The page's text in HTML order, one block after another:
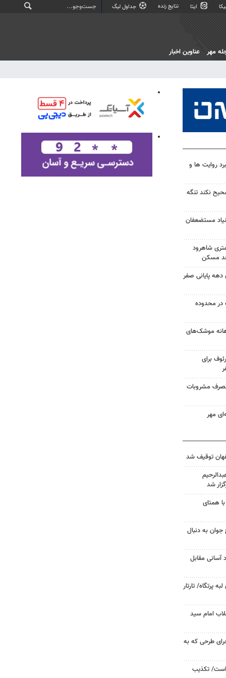
ایتا نتایج زنده جداول لیگ
مهر عناوین اخبار
روایت ها و
نکند تنگه
مستضعفان
در ۱۵کیلومتری شاهرود
دهه پایانی صفر
محدوده
موشک‌های
برای
اثر مصرف مشروبات
مهر
شد
همتای
به دنبال
آسانی مقابل
پرتگاه/ تارتار
امام سید
طرحی که به
است/ تکذیب